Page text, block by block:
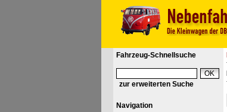
Fahrzeug-Schnellsuche
zur erweiterten Suche
Navigation